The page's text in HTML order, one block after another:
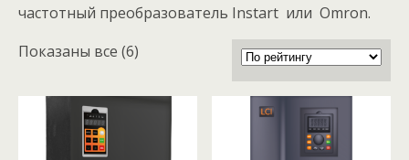
частотный преобразователь Instart или Omron.
Показаны все (6)
рейтингу